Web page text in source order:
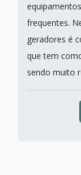
frequentes.
geradores é
que tem
sendo muito